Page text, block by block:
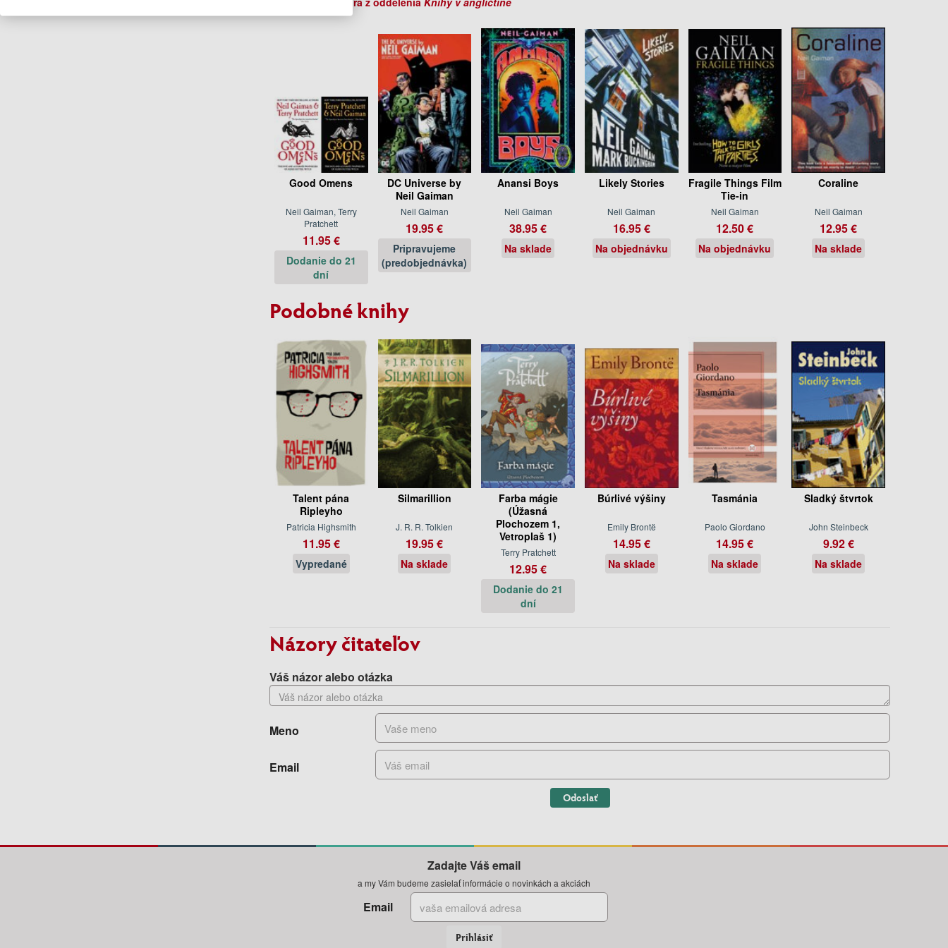
Good Omens
Neil Gaiman, Terry
Pratchett
11.95 €
Dodanie do 21
dní
DC Universe by
Neil Gaiman
Neil Gaiman
19.95 €
Pripravujeme
(predobjednávka)
Anansi Boys
Neil Gaiman
38.95 €
Na sklade
Likely Stories
Neil Gaiman
16.95 €
Na objednávku
Fragile Things Film
Tie-in
Neil Gaiman
12.50 €
Na objednávku
Coraline
Neil Gaiman
12.95 €
Na sklade
Podobné knihy
Talent pána
Ripleyho
Patricia Highsmith
11.95 €
Vypredané
Silmarillion
J. R. R. Tolkien
19.95 €
Na sklade
Farba mágie
(Úžasná
Plochozem 1,
Vetroplaš 1)
Terry Pratchett
12.95 €
Dodanie do 21
dní
Búrlivé výšiny
Emily Brontë
14.95 €
Na sklade
Tasmánia
Paolo Giordano
14.95 €
Na sklade
Sladký štvrtok
John Steinbeck
9.92 €
Na sklade
Názory čitateľov
Váš názor alebo otázka
Meno
Email
Odoslať
Zadajte Váš email
a my Vám budeme zasielať informácie o novinkách a akciách
Email
Prihlásiť